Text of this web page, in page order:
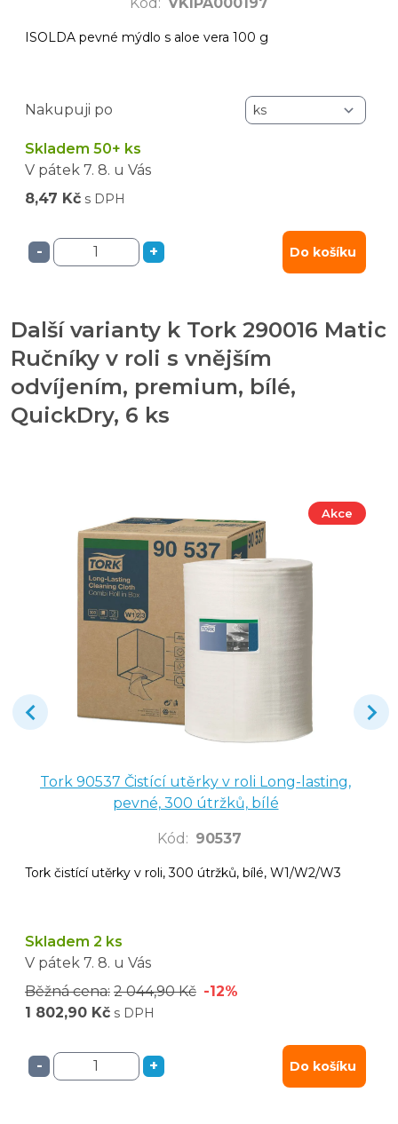
ISOLDA pevné mýdlo s aloe vera 100 g
Nakupuji po
Skladem 50+ ks
V pátek 7. 8. u Vás
8,47 Kč s DPH
- + Do košíku
Další varianty k Tork 290016 Matic
Ručníky v roli s vnějším
odvíjením, premium, bílé,
QuickDry, 6 ks
Akce
Tork 90537 Čistící utěrky v roli Long-lasting,
pevné, 300 útržků, bílé
Kód : 90537
Tork čistící utěrky v roli, 300 útržků, bílé, W1/W2/W3
Skladem 2 ks
V pátek 7. 8. u Vás
Běžná cena: 2 044,90 Kč -12%
1 802,90 Kč s DPH
- + Do košíku